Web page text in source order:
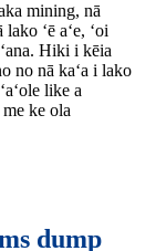
mining, nā
ʻē aʻe, ʻoi
Hiki i kēia
no nā kaʻa i lako
like a
ke ola
dump